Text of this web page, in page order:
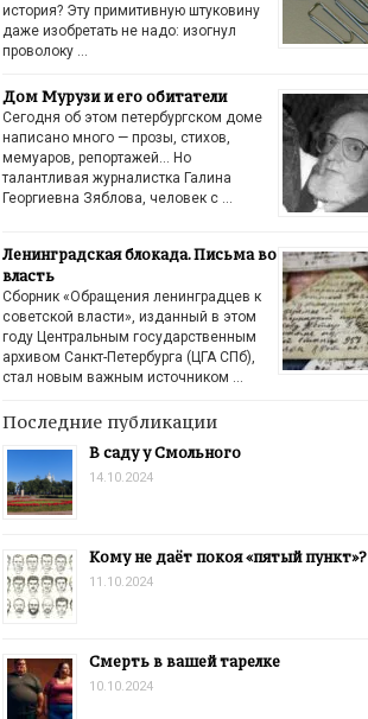
история? Эту примитивную штуковину
даже изобретать не надо: изогнул
проволоку …
Дом Мурузи и его обитатели
Сегодня об этом петербургском доме
написано много — прозы, стихов,
мемуаров, репортажей… Но
талантливая журналистка Галина
Георгиевна Зяблова, человек с …
Ленинградская блокада. Письма во
власть
Сборник «Обращения ленинградцев к
советской власти», изданный в этом
году Центральным государственным
архивом Санкт-Петербурга (ЦГА СПб),
стал новым важным источником …
Последние публикации
В саду у Смольного
14.10.2024
Кому не даёт покоя «пятый пункт»?
11.10.2024
Смерть в вашей тарелке
10.10.2024